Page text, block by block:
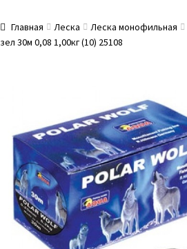
Главная Леска Леска монофильная
зел 30м 0,08 1,00кг (10) 25108